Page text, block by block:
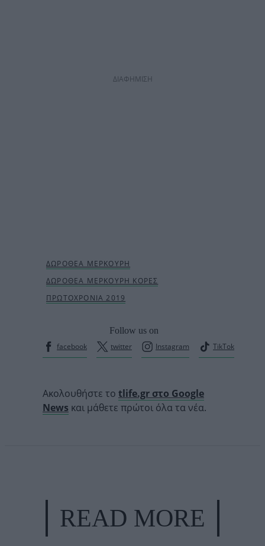
ΔΙΑΦΗΜΙΣΗ
Follow us on
facebook
twitter Instagram TikTok
Ακολουθήστε το tlife.gr στο Google
News και μάθετε πρώτοι όλα τα νέα.
READ MORE